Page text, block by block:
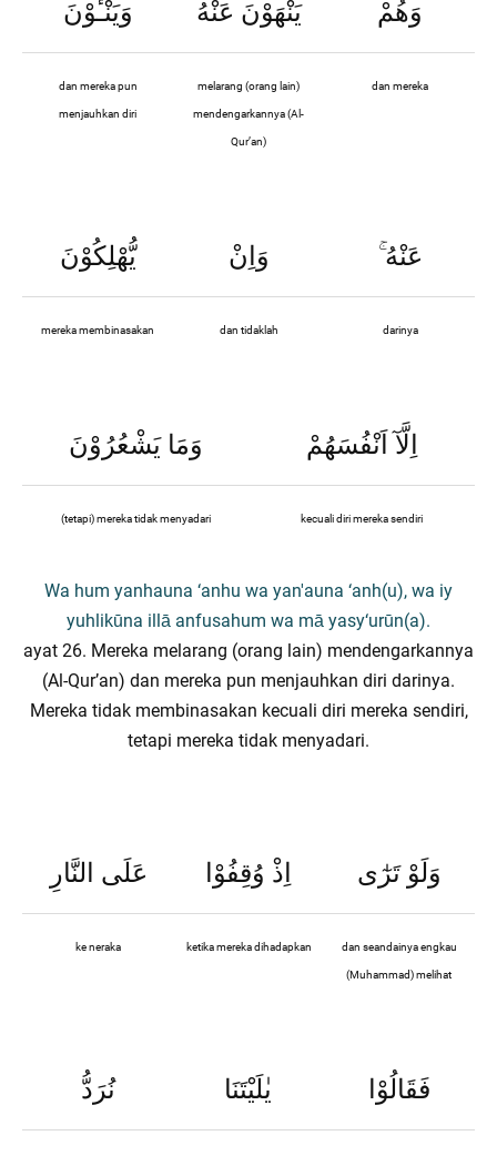
وَيَنْـَٔوْنَ يَنْهَوْنَ عَنْهُ وَهُمْ
dan mereka pun
menjauhkan diri
melarang (orang lain)
mendengarkannya (Al-
Qur’an)
dan mereka
يُّهْلِكُوْنَ وَاِنْ عَنْهُ
mereka membinasakan dan tidaklah darinya
وَمَا يَشْعُرُوْنَ اِلَّآ اَنْفُسَهُمْ
(tetapi) mereka tidak menyadari kecuali diri mereka sendiri
Wa hum yanhauna ‘anhu wa yan'auna ‘anh(u), wa iy
yuhlikūna illā anfusahum wa mā yasy‘urūn(a).
ayat 26. Mereka melarang (orang lain) mendengarkannya
(Al-Qur’an) dan mereka pun menjauhkan diri darinya.
Mereka tidak membinasakan kecuali diri mereka sendiri,
tetapi mereka tidak menyadari.
عَلَى النَّارِ اِذْ وُقِفُوْا وَلَوْ تَرٰٓى
ke neraka ketika mereka dihadapkan dan seandainya engkau
(Muhammad) melihat
نُرَدُّ يٰلَيْتَنَا فَقَالُوْا